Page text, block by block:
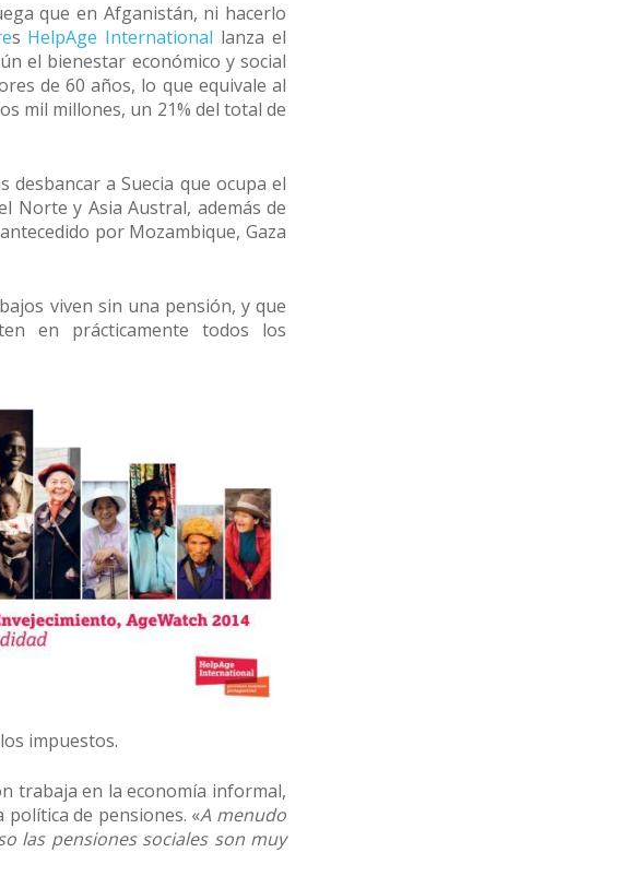
que en Afganistán, ni hacerlo
s HelpAge International lanza el
el bienestar económico y social
de 60 años, lo que equivale al
mil millones, un 21% del total de
a Suecia que ocupa el
Norte y Asia Austral, además de
por Mozambique, Gaza
viven sin una pensión, y que
en prácticamente todos los
impuestos.
trabaja en la economía informal,
de pensiones. «A menudo
las pensiones sociales son muy